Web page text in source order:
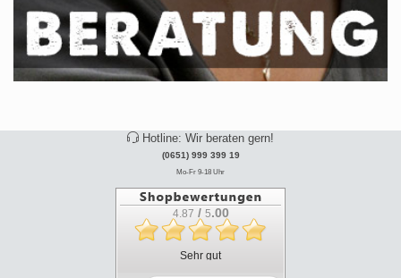
Hotline: Wir beraten gern!
(0651) 999 399 19
Mo-Fr 9-18 Uhr
4.87 / 5.00
Sehr gut